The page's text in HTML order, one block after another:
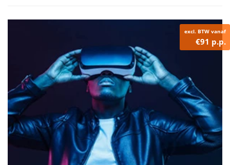
excl. BTW vanaf
€91 p.p.